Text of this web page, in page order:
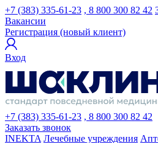
+7 (383) 335-61-23 , 8 800 300 82 42
Вакансии
Регистрация (новый клиент)
Вход
+7 (383) 335-61-23 , 8 800 300 82 42
Заказать звонок
INEKTA Лечебные учреждения